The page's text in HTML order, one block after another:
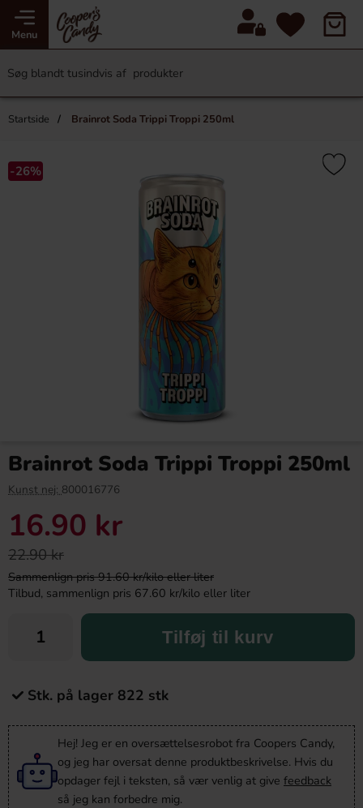
Menu
Startside Brainrot Soda Trippi Troppi 250ml
-26%
Brainrot Soda Trippi Troppi 250ml
Kunst nej: 800016776
16.90 kr
22.90 kr
Sammenlign pris 91.60 kr/kilo eller liter
Tilbud, sammenlign pris 67.60 kr/kilo eller liter
Tilføj til kurv
Stk. på lager 822 stk
Hej! Jeg er en oversættelsesrobot fra Coopers Candy,
og jeg har oversat denne produktbeskrivelse. Hvis du
opdager fejl i teksten, så vær venlig at give feedback
så jeg kan forbedre mig.